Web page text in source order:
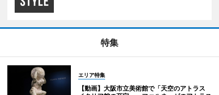
特集
エリア特集
【動画】大阪市立美術館で「天空のアトラス